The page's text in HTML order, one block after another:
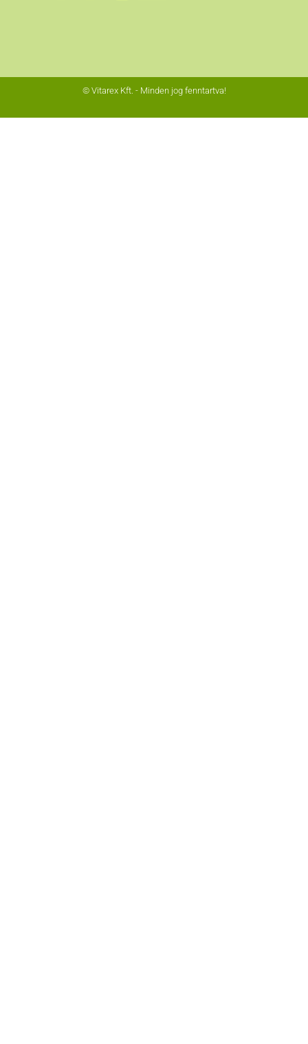
© Vitarex Kft. - Minden jog fenntartva!